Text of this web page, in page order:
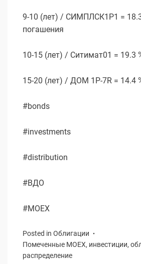
9-10 (лет) / СИМПЛСК1Р1 =
погашения
10-15 (лет) / Ситимат01 = 19.3
15-20 (лет) / ДОМ 1P-7R = 14.4
#bonds
#investments
#distribution
#ВДО
#MOEX
Posted in Облигации
Помеченные MOEX, инвестиции,
распределение